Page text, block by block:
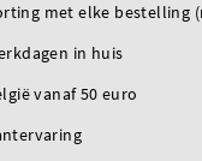
met elke bestelling
in huis
vanaf 50 euro